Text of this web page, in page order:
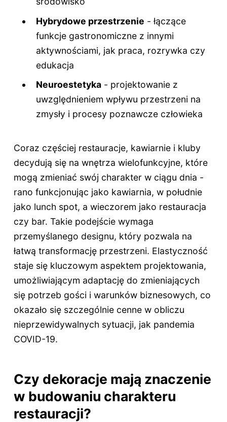
Hybrydowe przestrzenie - łączące
funkcje gastronomiczne z innymi
aktywnościami, jak praca, rozrywka czy
edukacja
Neuroestetyka - projektowanie z
uwzględnieniem wpływu przestrzeni na
zmysły i procesy poznawcze człowieka
Coraz częściej restauracje, kawiarnie i kluby
decydują się na wnętrza wielofunkcyjne, które
mogą zmieniać swój charakter w ciągu dnia -
rano funkcjonując jako kawiarnia, w południe
jako lunch spot, a wieczorem jako restauracja
czy bar. Takie podejście wymaga
przemyślanego designu, który pozwala na
łatwą transformację przestrzeni. Elastyczność
staje się kluczowym aspektem projektowania,
umożliwiającym adaptację do zmieniających
się potrzeb gości i warunków biznesowych, co
okazało się szczególnie cenne w obliczu
nieprzewidywalnych sytuacji, jak pandemia
COVID-19.
Czy dekoracje mają znaczenie
w budowaniu charakteru
restauracji?